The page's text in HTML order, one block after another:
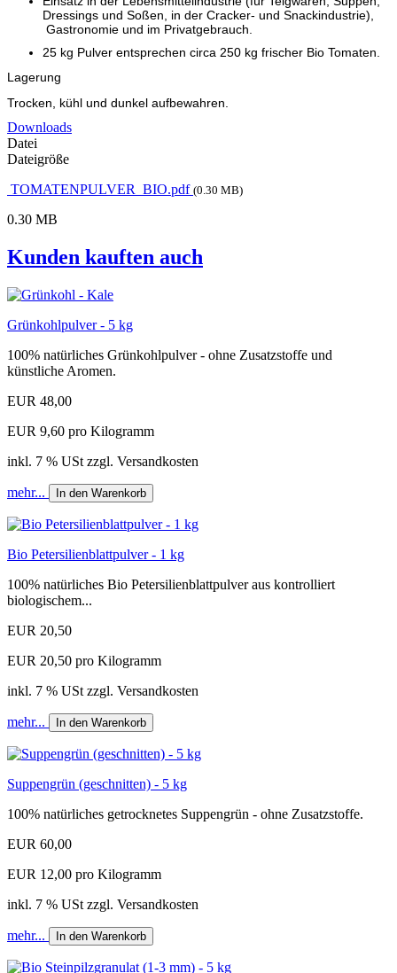
Dressings und Soßen, in der Cracker- und Snackindustrie),
Gastronomie und im Privatgebrauch.
25 kg Pulver entsprechen circa 250 kg frischer Bio Tomaten.
Lagerung
Trocken, kühl und dunkel aufbewahren.
Downloads
Datei
Dateigröße
TOMATENPULVER_BIO.pdf (0.30 MB)
0.30 MB
Kunden kauften auch
Grünkohlpulver - 5 kg
100% natürliches Grünkohlpulver - ohne Zusatzstoffe und
künstliche Aromen.
EUR 48,00
EUR 9,60 pro Kilogramm
inkl. 7 % USt zzgl. Versandkosten
mehr... In den Warenkorb
Bio Petersilienblattpulver - 1 kg
100% natürliches Bio Petersilienblattpulver aus kontrolliert
biologischem...
EUR 20,50
EUR 20,50 pro Kilogramm
inkl. 7 % USt zzgl. Versandkosten
mehr... In den Warenkorb
Suppengrün (geschnitten) - 5 kg
100% natürliches getrocknetes Suppengrün - ohne Zusatzstoffe.
EUR 60,00
EUR 12,00 pro Kilogramm
inkl. 7 % USt zzgl. Versandkosten
mehr... In den Warenkorb